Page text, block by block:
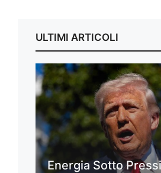
ULTIMI ARTICOLI
Energia Sotto